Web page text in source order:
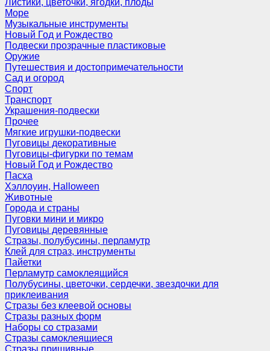
Листики, цветочки, ягодки, плоды
Море
Музыкальные инструменты
Новый Год и Рождество
Подвески прозрачные пластиковые
Оружие
Путешествия и достопримечательности
Сад и огород
Спорт
Транспорт
Украшения-подвески
Прочее
Мягкие игрушки-подвески
Пуговицы декоративные
Пуговицы-фигурки по темам
Новый Год и Рождество
Пасха
Хэллоуин, Halloween
Животные
Города и страны
Пуговки мини и микро
Пуговицы деревянные
Стразы, полубусины, перламутр
Клей для страз, инструменты
Пайетки
Перламутр самоклеящийся
Полубусины, цветочки, сердечки, звездочки для
приклеивания
Стразы без клеевой основы
Стразы разных форм
Наборы со стразами
Стразы самоклеящиеся
Стразы пришивные